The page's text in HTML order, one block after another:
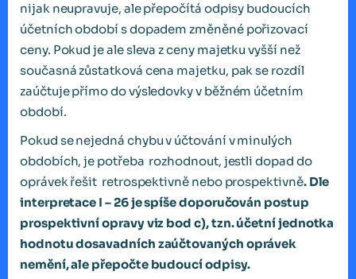
nijak neupravuje, ale přepočítá odpisy budoucích
účetních období s dopadem změněné pořizovací
ceny. Pokud je ale sleva z ceny majetku vyšší než
současná zůstatková cena majetku, pak se rozdíl
zaúčtuje přímo do výsledovky v běžném účetním
období.
Pokud se nejedná chybu v účtování v minulých
obdobích, je potřeba rozhodnout, jestli dopad do
oprávek řešit retrospektivně nebo prospektivně. Dle
interpretace I – 26 je spíše doporučován postup
prospektivní opravy viz bod c), tzn. účetní jednotka
hodnotu dosavadních zaúčtovaných oprávek
nemění, ale přepočte budoucí odpisy.